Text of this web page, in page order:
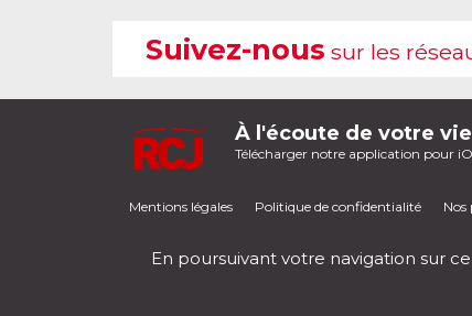
Suivez-nous sur les
À l'écoute de votre vie
Télécharger notre application pour
Mentions légales Politique de confidentialité Nos
En poursuivant votre navigation sur